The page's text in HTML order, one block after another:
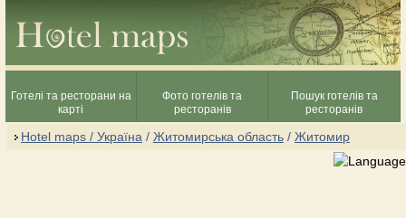
Готелі та ресторани на
карті
Фото готелів та
ресторанів
Пошук готелів та
ресторанів
Hotel maps / Україна / Житомирська область / Житомир